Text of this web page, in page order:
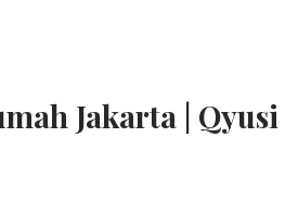
Jakarta | Qyusi